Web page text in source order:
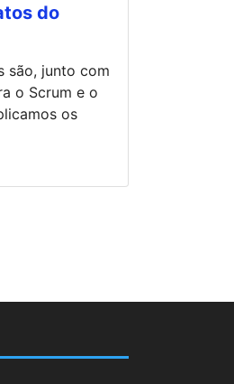
do
são, junto com
o Scrum e o
os